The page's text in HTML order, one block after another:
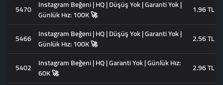
5470 Instagram Beğeni | HQ | Düşüş Yok | Garanti Yok |
Günlük Hız: 100K 🚀
1.96 TL
5466 Instagram Beğeni | HQ | Düşüş Yok | Garanti Yok |
Günlük Hız: 100K 🚀
2.56 TL
5402
Instagram Beğeni | HQ | Garanti Yok | Günlük Hız:
60K 🚀
2.96 TL